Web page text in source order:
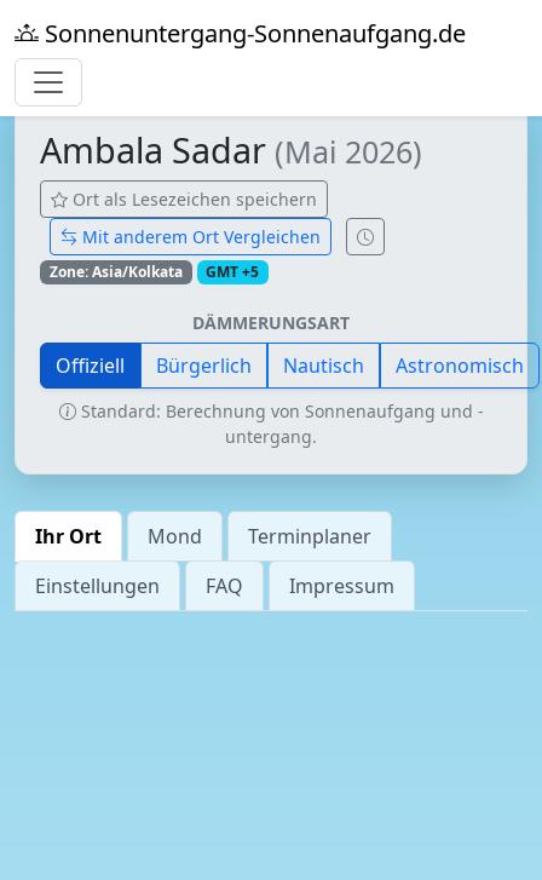
Sonnenuntergang-Sonnenaufgang.de
Ambala Sadar (Mai 2026)
Ort als Lesezeichen speichern
Mit anderem Ort Vergleichen
Zone: Asia/Kolkata GMT +5
DÄMMERUNGSART
Offiziell Bürgerlich Nautisch Astronomisch
Standard: Berechnung von Sonnenaufgang und -
untergang.
Ihr Ort Mond
Terminplaner
Einstellungen
FAQ Impressum